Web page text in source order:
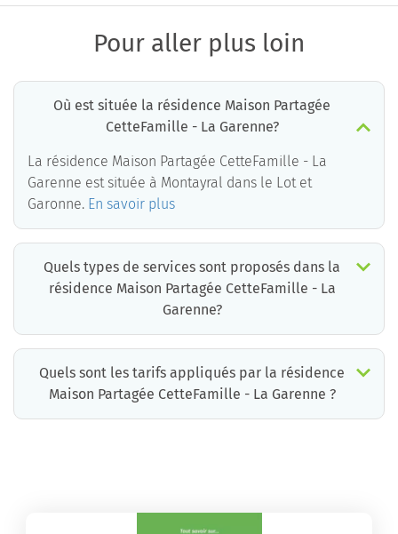
Pour aller plus loin
Où est située la résidence Maison Partagée
CetteFamille - La Garenne?
La résidence Maison Partagée CetteFamille - La
Garenne est située à Montayral dans le Lot et
Garonne. En savoir plus
Quels types de services sont proposés dans la
résidence Maison Partagée CetteFamille - La
Garenne?
Quels sont les tarifs appliqués par la résidence
Maison Partagée CetteFamille - La Garenne ?